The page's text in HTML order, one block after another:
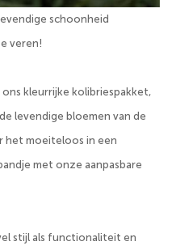
schoonheid
veren!
kleurrijke kolibriespakket,
levendige bloemen van de
het moeiteloos in een
met onze aanpasbare
stijl als functionaliteit en